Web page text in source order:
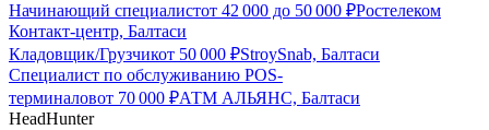
Начинающий специалистот 42 000 до 50 000 ₽Ростелеком
Контакт-центр, Балтаси
Кладовщик/Грузчикот 50 000 ₽StroySnab, Балтаси
Специалист по обслуживанию POS-
терминаловот 70 000 ₽АТМ АЛЬЯНС, Балтаси
HeadHunter